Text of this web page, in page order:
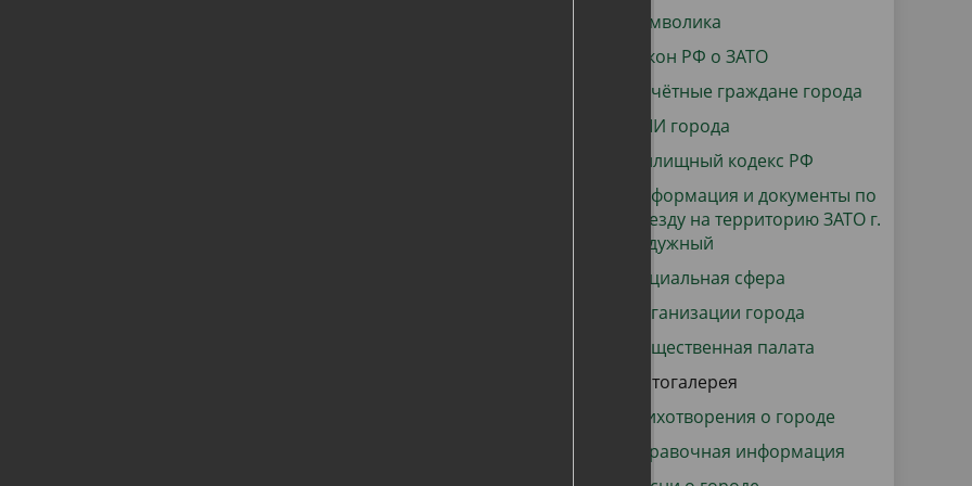
Городская среда
Региональный контроль
Поддержка малого и среднего
предпринимательства
Символика
Закон РФ о ЗАТО
Почётные граждане города
СМИ города
Жилищный кодекс РФ
Информация и документы по
въезду на территорию ЗАТО г.
Радужный
Социальная сфера
Организации города
Общественная палата
Фотогалерея
Стихотворения о городе
Справочная информация